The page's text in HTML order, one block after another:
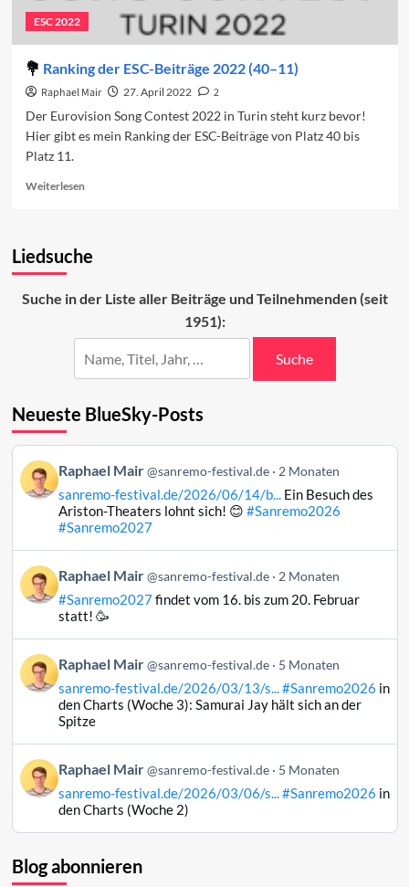
ESC 2022
Ranking der ESC-Beiträge 2022 (40–11)
Raphael Mair 27. April 2022
2
Der Eurovision Song Contest 2022 in Turin steht kurz bevor!
Hier gibt es mein Ranking der ESC-Beiträge von Platz 40 bis
Platz 11.
WeiterlesenRead
der
2022
11)
Liedsuche
Suche in der Liste aller Beiträge und Teilnehmenden (seit
1951):
Suche
Neueste BlueSky-Posts
Beitrag
von
Raphael
ansehen
Raphael Mair @sanremo-festival.de 2 Monaten
sanremo-festival.de/2026/06/14/b...Ein Besuch des
Ariston-Theaters lohnt sich! 😊 #Sanremo2026
#Sanremo2027
Beitrag
von
Raphael
Bluesky
ansehen
Raphael Mair @sanremo-festival.de 2 Monaten
#Sanremo2027findet vom 16. bis zum 20. Februar
statt! 🥳
Beitrag
von
Raphael
ansehen
Raphael Mair @sanremo-festival.de 5 Monaten
sanremo-festival.de/2026/03/13/s...#Sanremo2026 in
den Charts (Woche 3): Samurai Jay hält sich an der
Spitze
Beitrag
von
Raphael
Bluesky
ansehen
Raphael Mair @sanremo-festival.de 5 Monaten
sanremo-festival.de/2026/03/06/s...#Sanremo2026 in
den Charts (Woche 2)
Blog abonnieren